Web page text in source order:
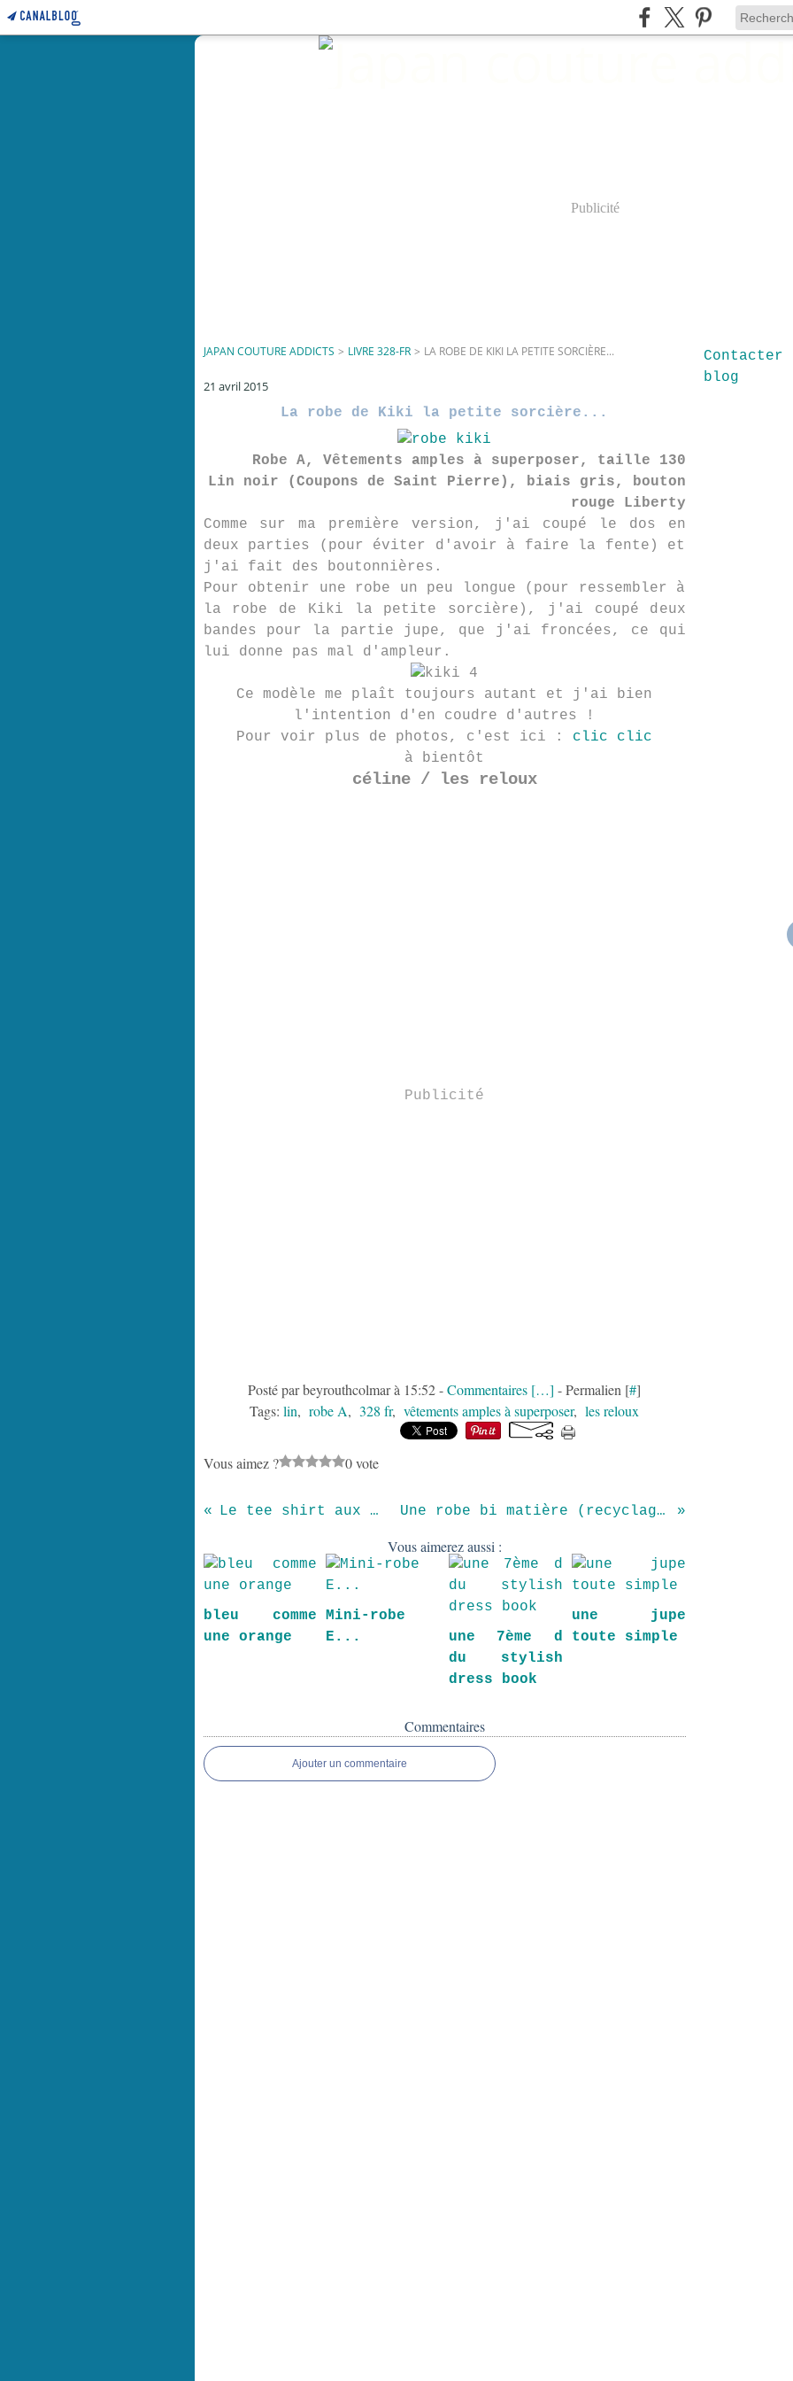
Publicité
JAPAN COUTURE ADDICTS > LIVRE 328-FR > LA ROBE DE KIKI LA PETITE SORCIÈRE...
21 avril 2015
La robe de Kiki la petite sorcière...
Robe A, Vêtements amples à superposer, taille 130
Lin noir (Coupons de Saint Pierre), biais gris, bouton
rouge Liberty
Comme sur ma première version, j'ai coupé le dos en
deux parties (pour éviter d'avoir à faire la fente) et
j'ai fait des boutonnières.
Pour obtenir une robe un peu longue (pour ressembler à
la robe de Kiki la petite sorcière), j'ai coupé deux
bandes pour la partie jupe, que j'ai froncées, ce qui
lui donne pas mal d'ampleur.
Ce modèle me plaît toujours autant et j'ai bien
l'intention d'en coudre d'autres !
Pour voir plus de photos, c'est ici : clic clic
à bientôt
céline / les reloux
Publicité
Posté par beyrouthcolmar à 15:52 -Commentaires […] - Permalien [#]
Tags: lin, robe A, 328 fr, vêtements amples à superposer, les reloux
Vous aimez ? 0 vote
Le tee shirt aux cerfs... Une robe bi matière (recyclage inside) !
Vous aimerez aussi :
bleu comme
une orange
Mini-robe
E...
une 7ème d
du stylish
dress book
une jupe
toute simple
Commentaires
Ajouter un commentaire
blog